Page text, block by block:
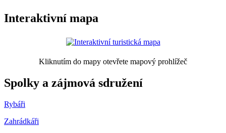
Interaktivní mapa
Kliknutím do mapy otevřete mapový prohlížeč
Spolky a zájmová sdružení
Rybáři
Zahrádkáři